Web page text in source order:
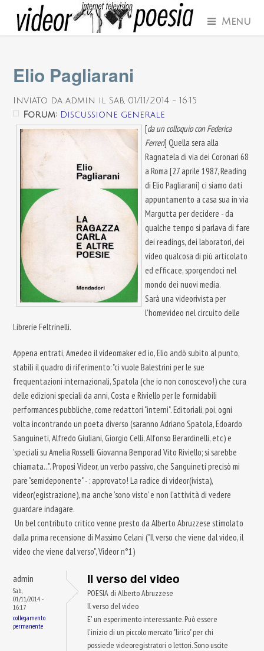
Menu
Elio Pagliarani
Inviato daadmin il Sab, 01/11/2014 - 16:15
Forum: Discussione generale
[da un colloquio con Federica
Ferreri] Quella sera alla
Ragnatela di via dei Coronari 68
a Roma [27 aprile 1987, Reading
di Elio Pagliarani] ci siamo dati
appuntamento a casa sua in via
Margutta per decidere - da
qualche tempo si parlava di fare
dei readings, dei laboratori, dei
video qualcosa di più articolato
ed efficace, sporgendoci nel
mondo dei nuovi media.
Sarà una videorivista per
l'homevideo nel circuito delle
Librerie Feltrinelli.
Appena entrati, Amedeo il videomaker ed io, Elio andò subito al punto,
stabilì il quadro di riferimento: "ci vuole Balestrini per le sue
frequentazioni internazionali, Spatola (che io non conoscevo!) che cura
delle edizioni speciali da anni, Costa e Riviello per le formidabili
performances pubbliche, come redattori "interni". Editoriali, poi, ogni
volta incontrando un poeta diverso (saranno Adriano Spatola, Edoardo
Sanguineti, Alfredo Giuliani, Giorgio Celli, Alfonso Berardinelli, etc) e
'speciali su Amelia Rosselli Giovanna Bemporad Vito Riviello; si sarebbe
chiamata...". Proposi Videor, un verbo passivo, che Sanguineti precisò mi
pare "semideponente" - : approvato! La radice di videor(ivista),
videor(egistrazione), ma anche 'sono visto' e non l'attività di vedere
guardare indagare.
Un bel contributo critico venne presto da Alberto Abruzzese stimolato
dalla prima recensione di Massimo Celani ("Il verso che viene dal video, il
video che viene dal verso", Videor n°1)
admin
Sab,
01/11/2014 -
16:17
collegamento
permanente
Il verso del video
POESIA di Alberto Abruzzese
Il verso del video
E' un esperimento interessante. Può essere
l'inizio di un piccolo mercato "lirico" per chi
possiede videoregistratori o lettori. Sono uscite